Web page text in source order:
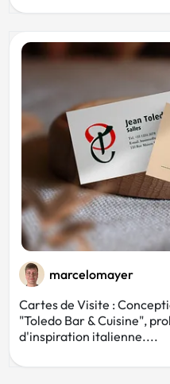
marcelomayer
Cartes de Visite :
"Toledo Bar & Cuisine",
d'inspiration italienne....